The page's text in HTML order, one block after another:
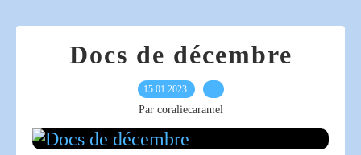
Docs de décembre
15.01.2023 …
Par coraliecaramel